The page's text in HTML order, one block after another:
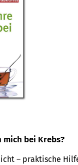
mich bei Krebs?
– praktische